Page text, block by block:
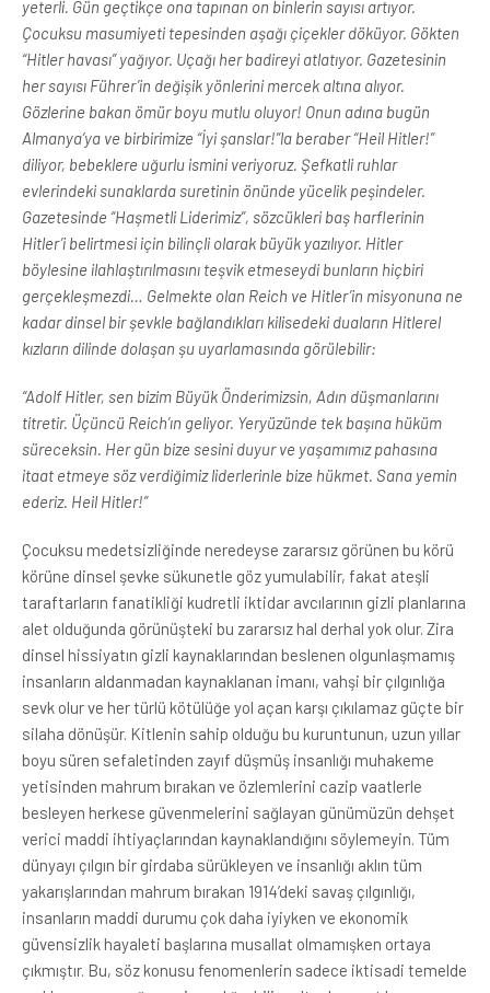
yeterli. Gün geçtikçe ona tapınan on binlerin sayısı artıyor.
Çocuksu masumiyeti tepesinden aşağı çiçekler döküyor. Gökten
“Hitler havası” yağıyor. Uçağı her badireyi atlatıyor. Gazetesinin
her sayısı Führer’in değişik yönlerini mercek altına alıyor.
Gözlerine bakan ömür boyu mutlu oluyor! Onun adına bugün
Almanya’ya ve birbirimize “İyi şanslar!”la beraber “Heil Hitler!”
diliyor, bebeklere uğurlu ismini veriyoruz. Şefkatli ruhlar
evlerindeki sunaklarda suretinin önünde yücelik peşindeler.
Gazetesinde “Haşmetli Liderimiz”, sözcükleri baş harflerinin
Hitler’i belirtmesi için bilinçli olarak büyük yazılıyor. Hitler
böylesine ilahlaştırılmasını teşvik etmeseydi bunların hiçbiri
gerçekleşmezdi… Gelmekte olan Reich ve Hitler’in misyonuna ne
kadar dinsel bir şevkle bağlandıkları kilisedeki duaların Hitlerel
kızların dilinde dolaşan şu uyarlamasında görülebilir:
“Adolf Hitler, sen bizim Büyük Önderimizsin, Adın düşmanlarını
titretir. Üçüncü Reich’ın geliyor. Yeryüzünde tek başına hüküm
süreceksin. Her gün bize sesini duyur ve yaşamımız pahasına
itaat etmeye söz verdiğimiz liderlerinle bize hükmet. Sana yemin
ederiz. Heil Hitler!”
Çocuksu medetsizliğinde neredeyse zararsız görünen bu körü
körüne dinsel şevke sükunetle göz yumulabilir, fakat ateşli
taraftarların fanatikliği kudretli iktidar avcılarının gizli planlarına
alet olduğunda görünüşteki bu zararsız hal derhal yok olur. Zira
dinsel hissiyatın gizli kaynaklarından beslenen olgunlaşmamış
insanların aldanmadan kaynaklanan imanı, vahşi bir çılgınlığa
sevk olur ve her türlü kötülüğe yol açan karşı çıkılamaz güçte bir
silaha dönüşür. Kitlenin sahip olduğu bu kuruntunun, uzun yıllar
boyu süren sefaletinden zayıf düşmüş insanlığı muhakeme
yetisinden mahrum bırakan ve özlemlerini cazip vaatlerle
besleyen herkese güvenmelerini sağlayan günümüzün dehşet
verici maddi ihtiyaçlarından kaynaklandığını söylemeyin. Tüm
dünyayı çılgın bir girdaba sürükleyen ve insanlığı aklın tüm
yakarışlarından mahrum bırakan 1914’deki savaş çılgınlığı,
insanların maddi durumu çok daha iyiyken ve ekonomik
güvensizlik hayaleti başlarına musallat olmamışken ortaya
çıkmıştır. Bu, söz konusu fenomenlerin sadece iktisadi temelde